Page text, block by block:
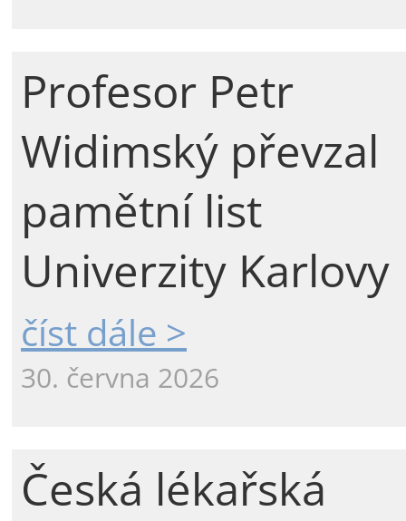
Profesor Petr
Widimský převzal
pamětní list
Univerzity Karlovy
číst dále >
30. června 2026
Česká lékařská